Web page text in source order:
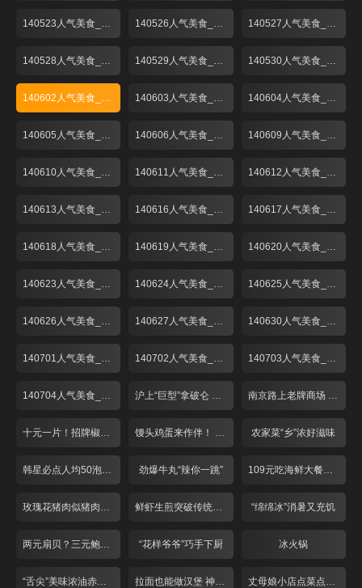
140523人气美食_001 140526人气美食_001 140527人气美食_001
140528人气美食_001 140529人气美食_001 140530人气美食_001
140602人气美食_001 140603人气美食_001 140604人气美食_001
140605人气美食_001 140606人气美食_001 140609人气美食_001
140610人气美食_001 140611人气美食_001 140612人气美食_001
140613人气美食_001 140616人气美食_001 140617人气美食_001
140618人气美食_001 140619人气美食_001 140620人气美食_001
140623人气美食_001 140624人气美食_001 140625人气美食_001
140626人气美食_001 140627人气美食_001 140630人气美食_001
140701人气美食_001 140702人气美食_001 140703人气美食_001
140704人气美食_001 沪上“巨型”拿破仑 人气高涨价不高！ 南京路上老牌商场 美食广场折扣多！
十元一片！招牌椒盐炸猪手 馒头鸡蛋来作伴！ 经典红烧肉只卖28？ 农家菜“乡”浓好滋味
韩星必点人均50泡菜锅 劲爆牛丸“辣你一跳” 109元吃海鲜大餐物超所值
玫瑰花猪肉似猪肉又似牛肉 鲜虾生煎突破传统味道鲜美 “绵绵冰”消暑又充饥
两元扇贝？三元鲍鱼？68元吃野生梭子蟹？！ “花样爷爷”巧手下厨 冰火锅
“舌尖”美味浓油赤酱五味鸭 拉面也能做汉堡 神奇面条“拿”着吃 丈母娘小店点菜点半份